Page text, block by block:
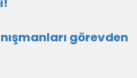
görevden